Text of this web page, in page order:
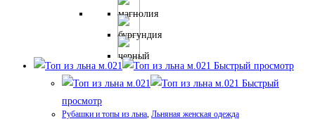
имеет
несколько
вариаций.
Опции
можно
Быстрый просмотр
Быстрый
просмотр
Рубашки и топы из льна Льняная женская одежда